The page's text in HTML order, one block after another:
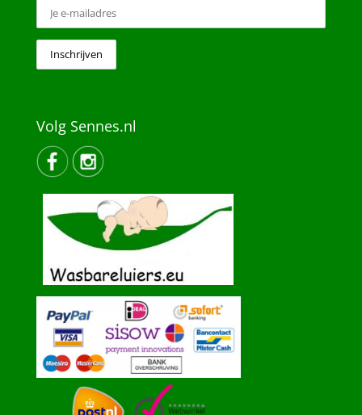
Volg Sennes.nl